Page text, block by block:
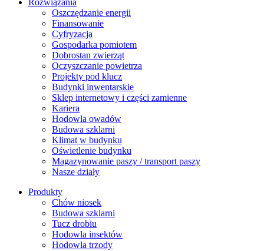
Rozwiązania
​Oszczędzanie energii
Finansowanie
Cyfryzacja
Gospodarka pomiotem
Dobrostan zwierząt
Oczyszczanie powietrza
Projekty pod klucz
Budynki inwentarskie
Sklep internetowy i części zamienne
Kariera
Hodowla owadów
Budowa szklarni
Klimat w budynku
Oświetlenie budynku
Magazynowanie paszy / transport paszy
Nasze działy
Produkty
Chów niosek
Budowa szklarni
Tucz drobiu
Hodowla insektów
Hodowla trzody